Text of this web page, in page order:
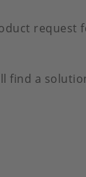
request
find a